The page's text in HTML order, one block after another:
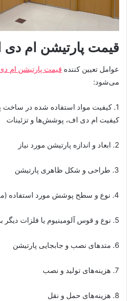
قیمت پارتیشن ام
عوامل تعیین کننده قیمت پارتیشن ام
می‌شود:
1. کیفیت مواد استفاده شده در ساخت
کیفیت ام دی اف، پوشش‌ها و تزئینات
2. ابعاد و اندازه پارتیشن مورد نیاز
3. طراحی و شکل ظاهری پارتیشن
4. نوع و سطح پوشش مورد استفاده (مثلاً پوشش PVC)
5. نوع و قوس آلومینیوم یا فلزات دیگر برای قاب و ساختار پارتیشن
6. متدهای نصب و جابجایی پارتیشن
7. هزینه‌های تولید و نصب
8. هزینه‌های حمل و نقل